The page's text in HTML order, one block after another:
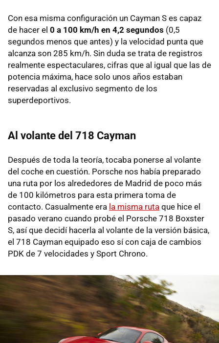
Con esa misma configuración un Cayman S es capaz
de hacer el 0 a 100 km/h en 4,2 segundos (0,5
segundos menos que antes) y la velocidad punta que
alcanza son 285 km/h. Sin duda se trata de registros
realmente espectaculares, cifras que al igual que las de
potencia máxima, hace solo unos años estaban
reservadas al exclusivo segmento de los
superdeportivos.
Al volante del 718 Cayman
Después de toda la teoría, tocaba ponerse al volante
del coche en cuestión. Porsche nos había preparado
una ruta por los alrededores de Madrid de poco más
de 100 kilómetros para esta primera toma de
contacto. Casualmente era la misma ruta que hice el
pasado verano cuando probé el Porsche 718 Boxster
S, así que decidí hacerla al volante de la versión básica,
el 718 Cayman equipado eso sí con caja de cambios
PDK de 7 velocidades y Sport Chrono.